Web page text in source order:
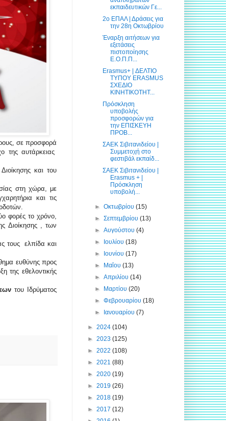
σε προσφορά
της αυτάρκειας
και του
στη χώρα, με
και τις
φορές το χρόνο,
Διοίκησης , των
τους ελπίδα και
ευθύνης προς
της εθελοντικής
του Ιδρύματος
εκπαιδευτικών Γε...
2ο ΕΠΑΛ | Δράσεις για
την 28η Οκτωβρίου
Έναρξη αιτήσεων για
εξετάσεις
πιστοποίησης
Ε.Ο.Π.Π...
Erasmus+ | ΔΕΛΤΙΟ
ΤΥΠΟΥ ERASMUS
ΣΧΕΔΙΟ
ΚΙΝΗΤΙΚΟΤΗΤ...
Πρόσκληση
υποβολής
προσφορών για
την ΕΠΙΣΚΕΥΗ
ΠΡΟΒ...
ΣΑΕΚ Σιβιτανιδείου |
Συμμετοχή στο
φεστιβάλ εκπαίδ...
ΣΑΕΚ Σιβιτανιδείου |
Erasmus + |
Πρόσκληση
υποβολή...
►Οκτωβρίου(15)
►Σεπτεμβρίου(13)
►Αυγούστου(4)
► Ιουλίου(18)
► Ιουνίου(17)
► Μαΐου(13)
►Απριλίου(14)
► Μαρτίου(20)
►Φεβρουαρίου(18)
► Ιανουαρίου(7)
► 2024 (104)
► 2023 (125)
► 2022 (108)
► 2021 (88)
► 2020 (19)
► 2019 (26)
► 2018 (19)
► 2017 (12)